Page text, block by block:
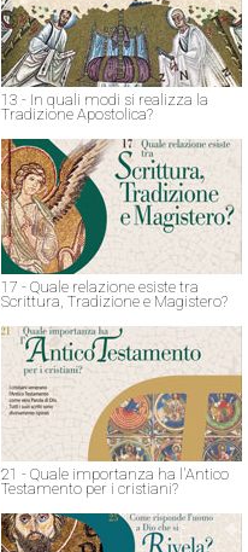
13 - In quali modi si realizza la
Tradizione Apostolica?
17 - Quale relazione esiste tra
Scrittura, Tradizione e Magistero?
21 - Quale importanza ha l'Antico
Testamento per i cristiani?